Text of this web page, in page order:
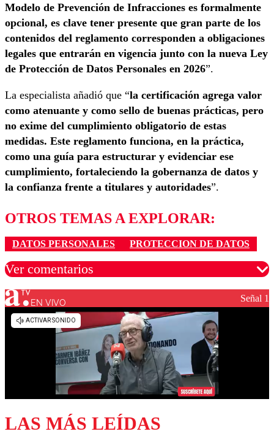
Modelo de Prevención de Infracciones es formalmente
opcional, es clave tener presente que gran parte de los
contenidos del reglamento corresponden a obligaciones
legales que entrarán en vigencia junto con la nueva Ley
de Protección de Datos Personales en 2026”.
La especialista añadió que “la certificación agrega valor
como atenuante y como sello de buenas prácticas, pero
no exime del cumplimiento obligatorio de estas
medidas. Este reglamento funciona, en la práctica,
como una guía para estructurar y evidenciar ese
cumplimiento, fortaleciendo la gobernanza de datos y
la confianza frente a titulares y autoridades”.
OTROS TEMAS A EXPLORAR:
DATOS PERSONALES PROTECCION DE DATOS
Ver comentarios
Los comentarios son moderados para garantizar un
diálogo respetuoso.
EN VIVO Señal 1
LAS MÁS LEÍDAS